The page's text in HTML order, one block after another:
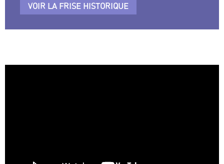
VOIR LA FRISE HISTORIQUE